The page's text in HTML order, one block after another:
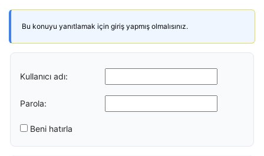
Bu konuyu yanıtlamak için giriş yapmış olmalısınız.
Kullanıcı adı:
Parola:
Beni hatırla